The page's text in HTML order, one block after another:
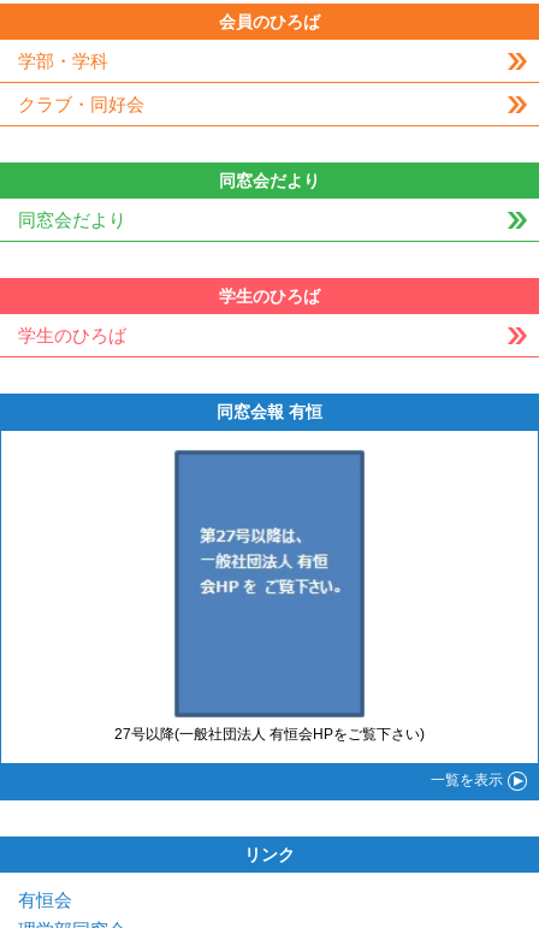
会員のひろば
学部・学科
クラブ・同好会
同窓会だより
同窓会だより
学生のひろば
学生のひろば
同窓会報 有恒
27号以降(一般社団法人 有恒会HPをご覧下さい)
一覧を表示
リンク
有恒会